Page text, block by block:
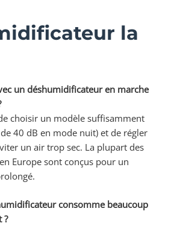
la
un déshumidificateur en marche
choisir un modèle suffisamment
40 dB en mode nuit) et de régler
un air trop sec. La plupart des
Europe sont conçus pour un
consomme beaucoup
?